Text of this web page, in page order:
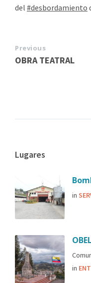
del #desbordamiento
Previous
OBRA TEATRAL
Lugares
in
in